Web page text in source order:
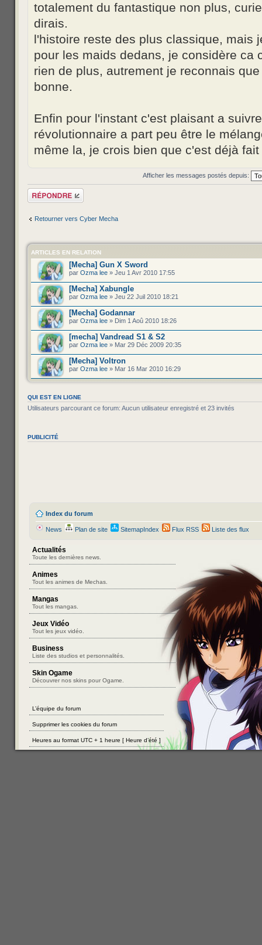
totalement du fantastique non plus,
dirais.
l'histoire reste des plus classique, mais
pour les maids dedans, je considère ca
rien de plus, autrement je reconnais
bonne.
Enfin pour l'instant c'est plaisant a
révolutionnaire a part peu être le
même la, je crois bien que c'est déjà
Afficher les messages postés depuis:
Répondre
Retourner vers Cyber Mecha
ARTICLES EN RELATION
[Mecha] Gun X Sword
par Ozma lee » Jeu 1 Avr 2010 17:55
[Mecha] Xabungle
par Ozma lee » Jeu 22 Juil 2010 18:21
[Mecha] Godannar
par Ozma lee » Dim 1 Aoû 2010 18:26
[mecha] Vandread S1 & S2
par Ozma lee » Mar 29 Déc 2009 20:35
[Mecha] Voltron
par Ozma lee » Mar 16 Mar 2010 16:29
QUI EST EN LIGNE
Utilisateurs parcourant ce forum: Aucun utilisateur enregistré et 23 invités
PUBLICITÉ
Index du forum
News Plan de site SitemapIndex Flux RSS Liste des flux
Actualités
Toute les dernières news.
Animes
Tout les animes de Mechas.
Mangas
Tout les mangas.
Jeux Vidéo
Tout les jeux vidéo.
Business
Liste des studios et personnalités.
Skin Ogame
Découvrer nos skins pour Ogame.
L’équipe du forum
Supprimer les cookies du forum
Heures au format UTC + 1 heure [ Heure d’été ]